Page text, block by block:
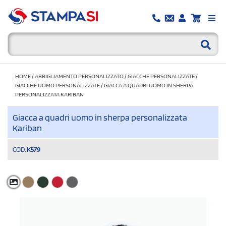
HOME/ABBIGLIAMENTO PERSONALIZZATO/GIACCHE PERSONALIZZATE/
GIACCHE UOMO PERSONALIZZATE/GIACCA A QUADRI UOMO IN SHERPA
PERSONALIZZATA KARIBAN
Giacca a quadri uomo in sherpa personalizzata
Kariban
COD. K579